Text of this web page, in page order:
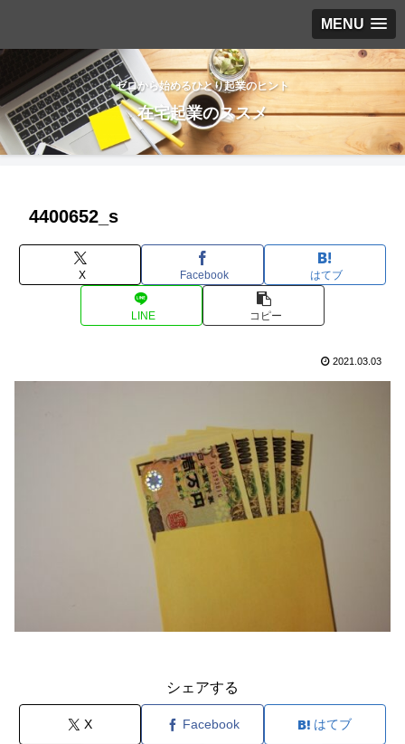
MENU
ゼロから始めるひとり起業のヒント
在宅起業のススメ
4400652_s
X Facebook はてブ
LINE コピー
2021.03.03
シェアする
X Facebook はてブ